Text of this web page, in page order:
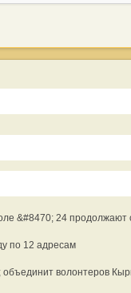
&#8470; 24 продолжают
по 12 адресам
волонтеров